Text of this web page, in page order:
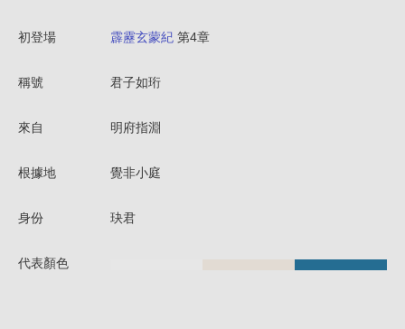
初登場 霹靂玄蒙紀 第4章
稱號 君子如珩
來自 明府指淵
根據地 覺非小庭
身份 玦君
代表顏色